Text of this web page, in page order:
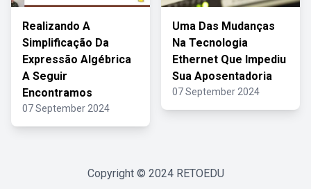
Realizando A
Simplificação Da
Expressão Algébrica
A Seguir
Encontramos
07 September 2024
Uma Das Mudanças
Na Tecnologia
Ethernet Que Impediu
Sua Aposentadoria
07 September 2024
Copyright © 2024 RETOEDU